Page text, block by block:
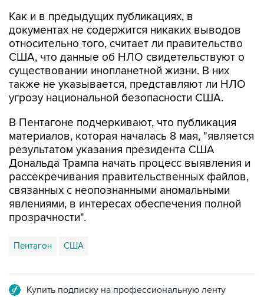
Как и в предыдущих публикациях, в
документах не содержится никаких выводов
относительно того, считает ли правительство
США, что данные об НЛО свидетельствуют о
существовании инопланетной жизни. В них
также не указывается, представляют ли НЛО
угрозу национальной безопасности США.
В Пентагоне подчеркивают, что публикация
материалов, которая началась 8 мая, "является
результатом указания президента США
Дональда Трампа начать процесс выявления и
рассекречивания правительственных файлов,
связанных с неопознанными аномальными
явлениями, в интересах обеспечения полной
прозрачности".
Пентагон США
Купить подписку на профессиональную ленту